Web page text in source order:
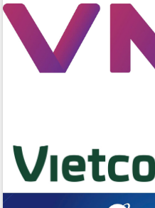
II/2026
Đắk Lắk ký kết thỏa thuận hợp tác về
chuyển đổi số giai đoạn 2026 – 2030
với Tập đoàn Bưu chính Viễn thông
Việt Nam
du khách thông qua Hệ thống cơ sở dữ
liệu và Bản đồ số
Tập huấn ứng dụng trí tuệ nhân tạo (AI)